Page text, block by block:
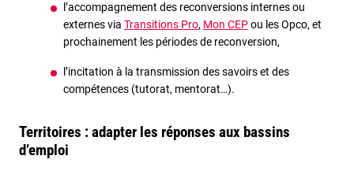
l’accompagnement des reconversions internes ou
externes via Transitions Pro, Mon CEPou les Opco, et
prochainement les périodes de reconversion,
l’incitation à la transmission des savoirs et des
compétences (tutorat, mentorat…).
Territoires : adapter les réponses aux bassins
d’emploi